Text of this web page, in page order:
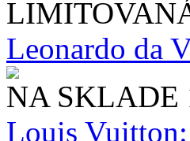
Leonardo da
NA SKLADE
Louis